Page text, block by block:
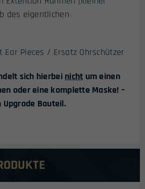
des eigentlichen
Ear Pieces / Ersatz Ohrschützer
sich hierbei nicht um einen
oder eine komplette Maske! –
Bauteil.